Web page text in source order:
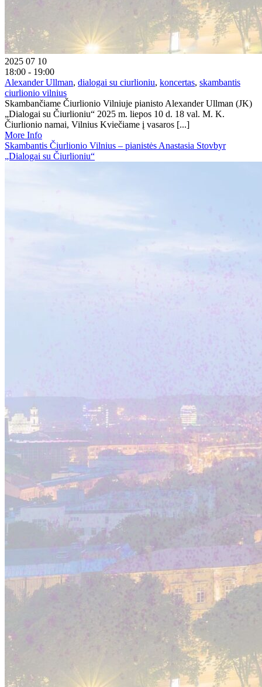
2025 07 10
18:00 - 19:00
Alexander Ullman, dialogai su ciurlioniu, koncertas, skambantis
ciurlionio vilnius
Skambančiame Čiurlionio Vilniuje pianisto Alexander Ullman (JK)
„Dialogai su Čiurlioniu“ 2025 m. liepos 10 d. 18 val. M. K.
Čiurlionio namai, Vilnius Kviečiame į vasaros [...]
More Info
Skambantis Čiurlionio Vilnius – pianistės Anastasia Stovbyr
„Dialogai su Čiurlioniu“